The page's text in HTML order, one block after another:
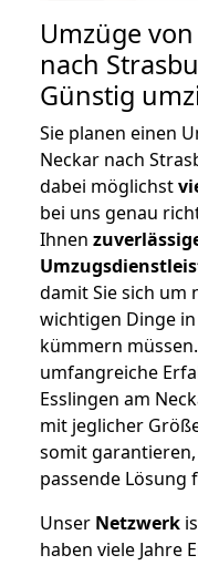
Umzüge
nach
Günstig
Sie planen einen
Neckar nach
dabei möglichst
bei uns genau
Ihnen
damit Sie sich um
wichtigen Dinge
kümmern
umfangreiche
Esslingen am
mit jeglicher
somit
passende Lösung
Unser Netzwerk
haben viele Jahre